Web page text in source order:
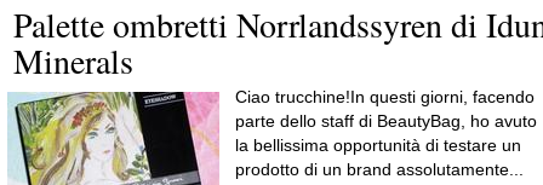
Palette ombretti Norrlandssyren di
Minerals
Ciao trucchine!In questi giorni, facendo
parte dello staff di BeautyBag, ho avuto
la bellissima opportunità di testare un
prodotto di un brand assolutamente...